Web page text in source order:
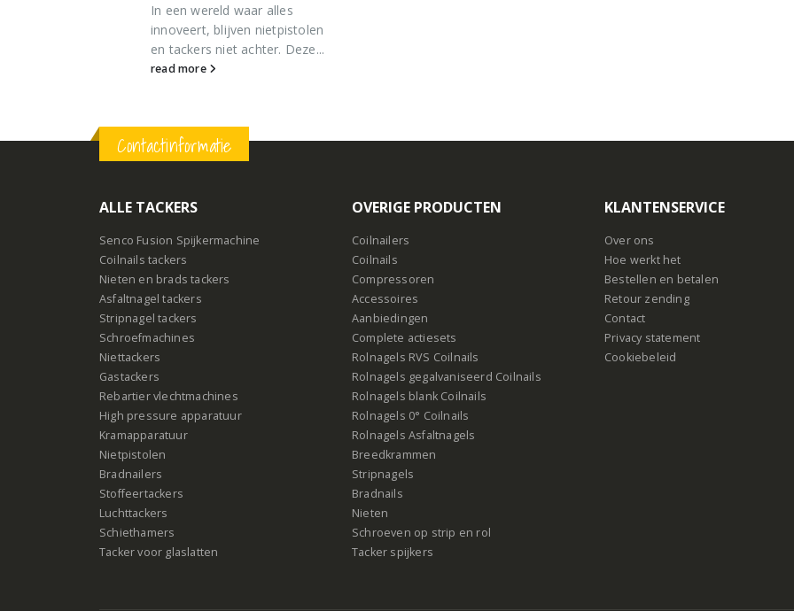
In een wereld waar alles
innoveert, blijven nietpistolen
en tackers niet achter. Deze...
read more
Contactinformatie
ALLE TACKERS
Senco Fusion Spijkermachine
Coilnails tackers
Nieten en brads tackers
Asfaltnagel tackers
Stripnagel tackers
Schroefmachines
Niettackers
Gastackers
Rebartier vlechtmachines
High pressure apparatuur
Kramapparatuur
Nietpistolen
Bradnailers
Stoffeertackers
Luchttackers
Schiethamers
Tacker voor glaslatten
OVERIGE PRODUCTEN
Coilnailers
Coilnails
Compressoren
Accessoires
Aanbiedingen
Complete actiesets
Rolnagels RVS Coilnails
Rolnagels gegalvaniseerd Coilnails
Rolnagels blank Coilnails
Rolnagels 0° Coilnails
Rolnagels Asfaltnagels
Breedkrammen
Stripnagels
Bradnails
Nieten
Schroeven op strip en rol
Tacker spijkers
KLANTENSERVICE
Over ons
Hoe werkt het
Bestellen en betalen
Retour zending
Contact
Privacy statement
Cookiebeleid